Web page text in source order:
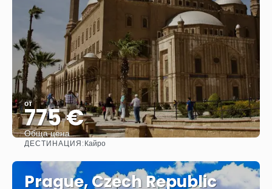
от
775 €
Обща цена
ДЕСТИНАЦИЯ:Кайро
Prague, Czech Republic